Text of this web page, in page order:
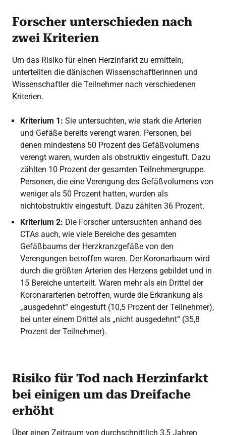
Forscher unterschieden nach
zwei Kriterien
Um das Risiko für einen Herzinfarkt zu ermitteln,
unterteilten die dänischen Wissenschaftlerinnen und
Wissenschaftler die Teilnehmer nach verschiedenen
Kriterien.
Kriterium 1: Sie untersuchten, wie stark die Arterien
und Gefäße bereits verengt waren. Personen, bei
denen mindestens 50 Prozent des Gefäßvolumens
verengt waren, wurden als obstruktiv eingestuft. Dazu
zählten 10 Prozent der gesamten Teilnehmergruppe.
Personen, die eine Verengung des Gefäßvolumens von
weniger als 50 Prozent hatten, wurden als
nichtobstruktiv eingestuft. Dazu zählten 36 Prozent.
Kriterium 2: Die Forscher untersuchten anhand des
CTAs auch, wie viele Bereiche des gesamten
Gefäßbaums der Herzkranzgefäße von den
Verengungen betroffen waren. Der Koronarbaum wird
durch die größten Arterien des Herzens gebildet und in
15 Bereiche unterteilt. Waren mehr als ein Drittel der
Koronararterien betroffen, wurde die Erkrankung als
„ausgedehnt“ eingestuft (10,5 Prozent der Teilnehmer),
bei unter einem Drittel als „nicht ausgedehnt“ (35,8
Prozent der Teilnehmer).
Risiko für Tod nach Herzinfarkt
bei einigen um das Dreifache
erhöht
Über einen Zeitraum von durchschnittlich 3,5 Jahren